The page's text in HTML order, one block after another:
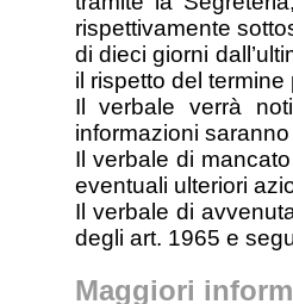
rispettivamente
di dieci giorni
il rispetto del
Il verbale verrà
informazioni
Il verbale di
eventuali ulteriori
Il verbale di
degli art. 1965 e
Maggiori